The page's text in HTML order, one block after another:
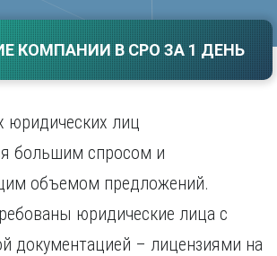
Саратов
Севастополь
Симферополь
Смоленск
Ставрополь
Т
Тамбов
Тольятти
Томск
КОМПАНИИ В СРО ЗА 1 ДЕНЬ
юридических лиц
большим спросом и
объемом предложений.
юридические лица с
документацией – лицензиями на